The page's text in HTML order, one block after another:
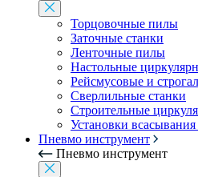
Торцовочные пилы
Заточные станки
Ленточные пилы
Настольные
Рейсмусовые и
Сверлильные станки
Строительные
Установки
Пневмо инструмент
Пневмо инструмент